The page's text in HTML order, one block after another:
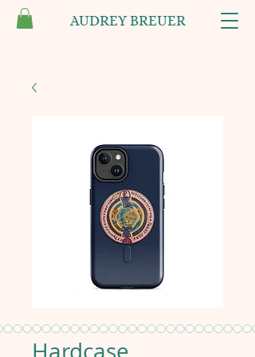
AUDREY BREUER